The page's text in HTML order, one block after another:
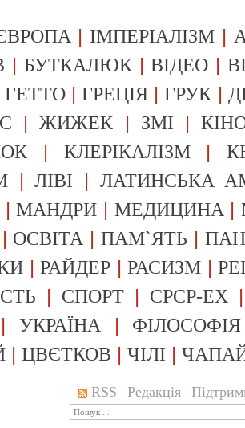
| ІМПЕРІАЛІЗМ |
| БУТКАЛЮК|ВІДЕО |
ГЕТТО |ГРЕЦІЯ |ГРУК |
|ЖИЖЕК | ЗМІ |
| КЛЕРІКАЛІЗМ|
|ЛІВІ | ЛАТИНСЬКА
|МАНДРИ | МЕДИЦИНА |
ОСВІТА |ПАМ`ЯТЬ |
|РАЙДЕР |РАСИЗМ |
| СПОРТ | СРСР-EX
УКРАЇНА | ФІЛОСОФІЯ
| ЦВЄТКОВ | ЧІЛІ |
RSS Редакція